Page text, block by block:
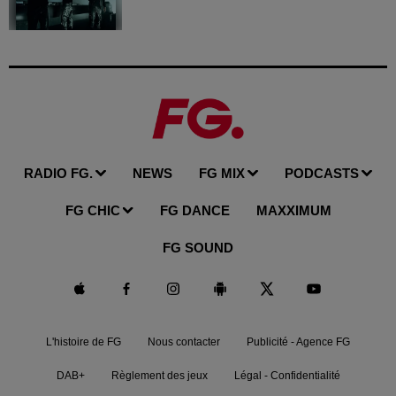
RADIO FG. NEWS FG MIX PODCASTS
FG CHIC FG DANCE MAXXIMUM
FG SOUND
L'histoire de FG Nous contacter Publicité - Agence FG
DAB+ Règlement des jeux Légal - Confidentialité